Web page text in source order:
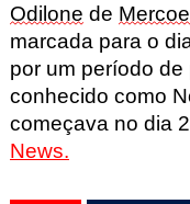
Odilone de
marcada para o
por um período
conhecido como
começava no dia
News.